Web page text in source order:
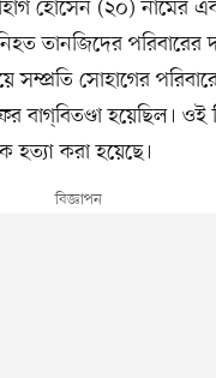
হোসেন (২০) নামের
তানজিদের পরিবারের
সম্প্রতি সোহাগের
বাগ্‌বিতণ্ডা হয়েছিল। ওই
হত্যা করা হয়েছে।